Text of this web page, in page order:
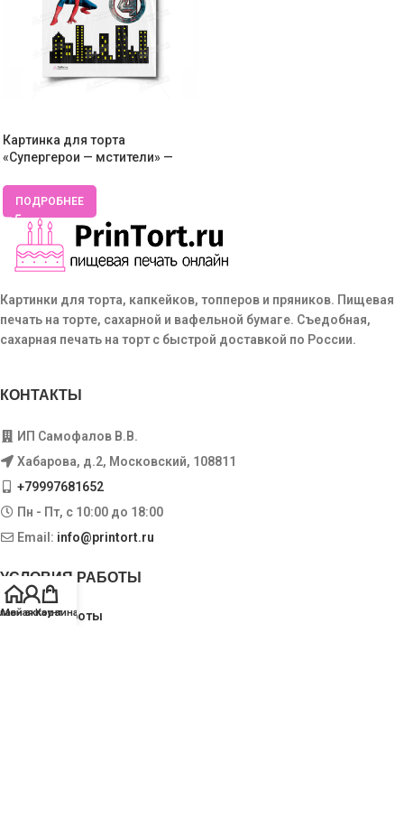
Картинка для торта
«Супергерои — мстители» —
ПОДРОБНЕЕ
Картинки для торта, капкейков, топперов и пряников. Пищевая
печать на торте, сахарной и вафельной бумаге. Съедобная,
сахарная печать на торт с быстрой доставкой по России.
КОНТАКТЫ
ИП Самофалов В.В.
Хабарова, д.2, Московский, 108811
+79997681652
Пн - Пт, с 10:00 до 18:00
Email: info@printort.ru
УСЛОВИЯ РАБОТЫ
Условия работы
Мой аккаунт
Корзина